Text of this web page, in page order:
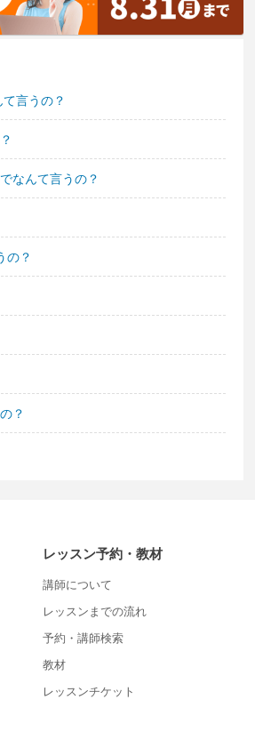
言うの？
なんて言うの？
の？
？
レッスン予約・教材
講師について
レッスンまでの流れ
予約・講師検索
教材
レッスンチケット